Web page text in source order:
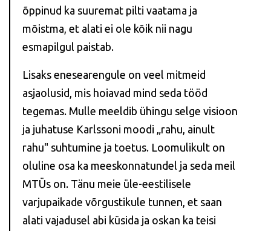
õppinud ka suuremat pilti vaatama ja
mõistma, et alati ei ole kõik nii nagu
esmapilgul paistab.
Lisaks enesearengule on veel mitmeid
asjaolusid, mis hoiavad mind seda tööd
tegemas. Mulle meeldib ühingu selge visioon
ja juhatuse Karlssoni moodi „rahu, ainult
rahu" suhtumine ja toetus. Loomulikult on
oluline osa ka meeskonnatundel ja seda meil
MTÜs on. Tänu meie üle-eestilisele
varjupaikade võrgustikule tunnen, et saan
alati vajadusel abi küsida ja oskan ka teisi